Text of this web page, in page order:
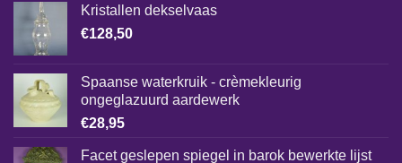
Kristallen dekselvaas
€128,50
Spaanse waterkruik - crèmekleurig
ongeglazuurd aardewerk
€28,95
Facet geslepen spiegel in barok bewerkte lijst